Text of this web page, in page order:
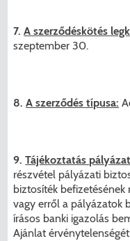
7.A szerződéskötés
szeptember 30.
8.A szerződés típusa:
9.Tájékoztatás
részvétel pályázati
biztosíték
vagy erről a pályázatok
írásos banki igazolás
Ajánlat